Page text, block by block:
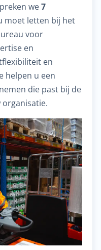
we7
moet letten bij het
voor
en
en
helpen u een
die past bij de
organisatie.